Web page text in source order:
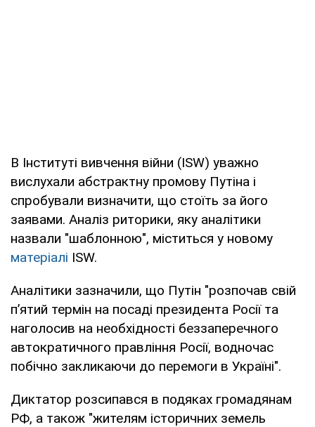
В Інституті вивчення війни (ISW) уважно
вислухали абстрактну промову Путіна і
спробували визначити, що стоїть за його
заявами. Аналіз риторики, яку аналітики
назвали "шаблонною", міститься у новому
матеріалі ISW.
Аналітики зазначили, що Путін "розпочав свій
п’ятий термін на посаді президента Росії та
наголосив на необхідності беззаперечного
автократичного правління Росії, водночас
побічно закликаючи до перемоги в Україні".
Диктатор розсипався в подяках громадянам
РФ, а також "жителям історичних земель